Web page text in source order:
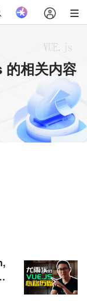
相关内容